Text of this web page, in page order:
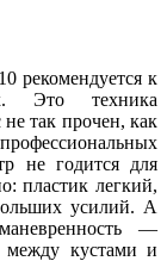
рекомендуется к
Это техника
так прочен, как
не годится для
пластик легкий,
усилий. А
—
между кустами и